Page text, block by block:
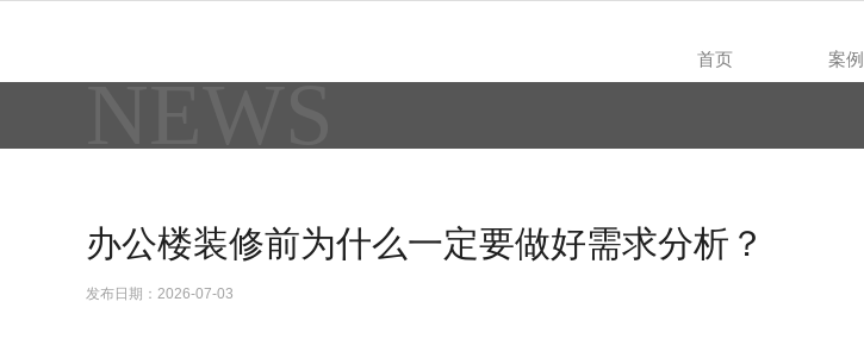
首页 案例
NEWS
办公楼装修前为什么一定要做好需求分析？
发布日期：2026-07-03